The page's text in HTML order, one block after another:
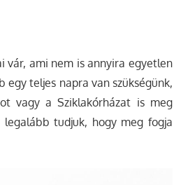
vár, ami nem is annyira egyetlen
egy teljes napra van szükségünk,
vagy a Sziklakórházat is meg
tudjuk, hogy meg fogja